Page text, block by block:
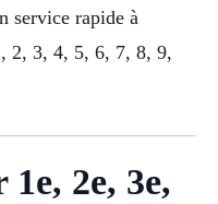
service rapide à
2, 3, 4, 5, 6, 7, 8, 9,
2e, 3e,